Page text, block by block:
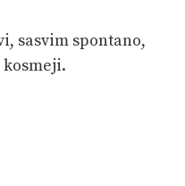
sasvim spontano,